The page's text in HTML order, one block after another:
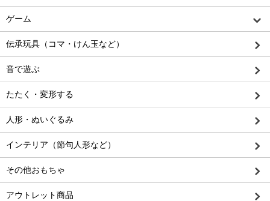
ゲーム
伝承玩具（コマ・けん玉など）
音で遊ぶ
たたく・変形する
人形・ぬいぐるみ
インテリア（節句人形など）
その他おもちゃ
アウトレット商品